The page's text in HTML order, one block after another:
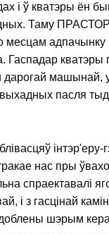
і ў кватэры ён
Таму
месцам адпачынку
Гаспадар кватэры
дарогай машынай,
пасля
інтэр'еру-
нас пры
спраектавалі
і з гасцінай
шэрым